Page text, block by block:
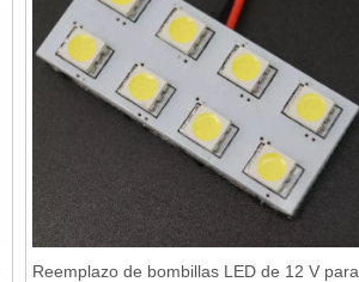
Reemplazo de bombillas LED de 12 V para